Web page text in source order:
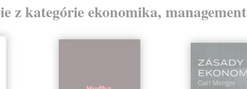
z kategórie ekonomika, management